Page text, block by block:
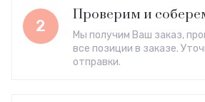
2
Проверим и
Мы получим Ваш заказ,
все позиции в заказе.
отправки.